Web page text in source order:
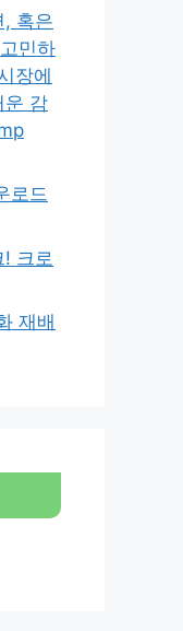
, 혹은
민하
장에
운 감
로드
크로
재배